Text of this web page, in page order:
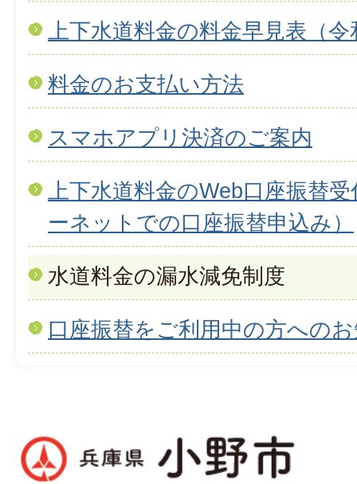
上下水道料金の料金早見表（
料金のお支払い方法
スマホアプリ決済のご案内
上下水道料金のWeb口座振替
ーネットでの口座振替申込み）
水道料金の漏水減免制度
口座振替をご利用中の方への